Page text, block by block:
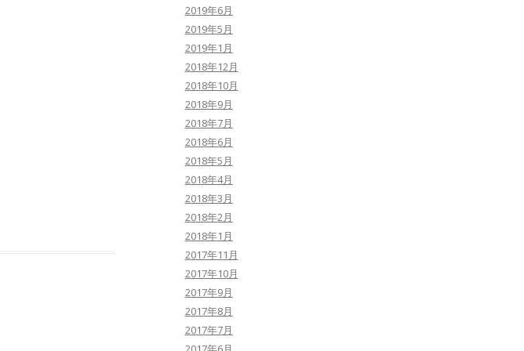
2019年6月
2019年5月
2019年1月
2018年12月
2018年10月
2018年9月
2018年7月
2018年6月
2018年5月
2018年4月
2018年3月
2018年2月
2018年1月
2017年11月
2017年10月
2017年9月
2017年8月
2017年7月